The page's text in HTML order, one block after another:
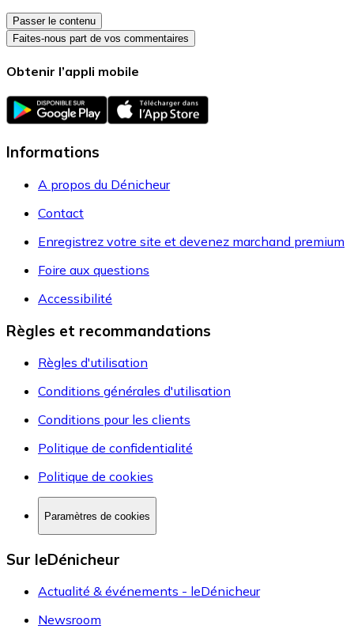
Passer le contenu
Faites-nous part de vos commentaires
Obtenir l’appli mobile
Informations
A propos du Dénicheur
Contact
Enregistrez votre site et devenez marchand premium
Foire aux questions
Accessibilité
Règles et recommandations
Règles d'utilisation
Conditions générales d'utilisation
Conditions pour les clients
Politique de confidentialité
Politique de cookies
Paramètres de cookies
Sur leDénicheur
Actualité & événements - leDénicheur
Newsroom